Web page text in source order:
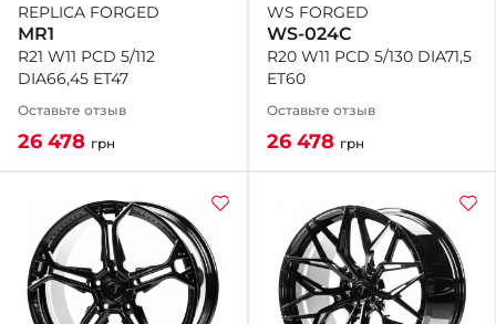
REPLICA FORGED
MR1
R21 W11 PCD 5/112
DIA66,45 ET47
Оставьте отзыв
26 478 грн
WS FORGED
WS-024C
R20 W11 PCD 5/130 DIA71,5
ET60
Оставьте отзыв
26 478 грн